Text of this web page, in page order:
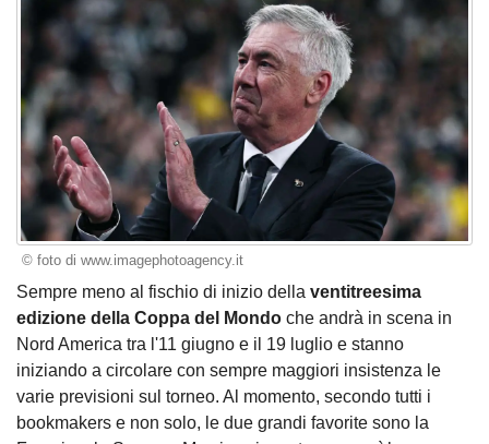
© foto di www.imagephotoagency.it
Sempre meno al fischio di inizio della ventitreesima
edizione della Coppa del Mondo che andrà in scena in
Nord America tra l'11 giugno e il 19 luglio e stanno
iniziando a circolare con sempre maggiori insistenza le
varie previsioni sul torneo. Al momento, secondo tutti i
bookmakers e non solo, le due grandi favorite sono la